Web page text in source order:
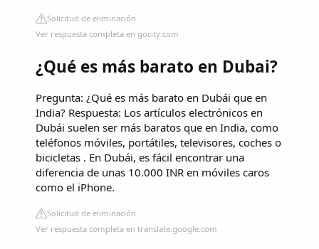
Solicitud de eliminación
Ver respuesta completa en gocity.com
¿Qué es más barato en Dubai?
Pregunta: ¿Qué es más barato en Dubái que en
India? Respuesta: Los artículos electrónicos en
Dubái suelen ser más baratos que en India, como
teléfonos móviles, portátiles, televisores, coches o
bicicletas . En Dubái, es fácil encontrar una
diferencia de unas 10.000 INR en móviles caros
como el iPhone.
Solicitud de eliminación
Ver respuesta completa en translate.google.com